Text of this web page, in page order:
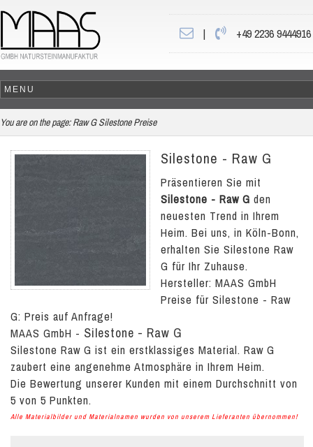
| +49 2236 9444916
You are on the page: Raw G Silestone Preise
Silestone - Raw G
Präsentieren Sie mit
Silestone - Raw G den
neuesten Trend in Ihrem
Heim. Bei uns, in Köln-Bonn,
erhalten Sie Silestone Raw
G für Ihr Zuhause.
Hersteller: MAAS GmbH
Preise für Silestone - Raw
G: Preis auf Anfrage!
MAAS GmbH - Silestone - Raw G
Silestone Raw G ist ein erstklassiges Material. Raw G
zaubert eine angenehme Atmosphäre in Ihrem Heim.
Die Bewertung unserer Kunden mit einem Durchschnitt von
5 von 5 Punkten.
Alle Materialbilder und Materialnamen wurden von unserem Lieferanten übernommen!